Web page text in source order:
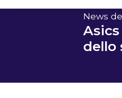
News
dello